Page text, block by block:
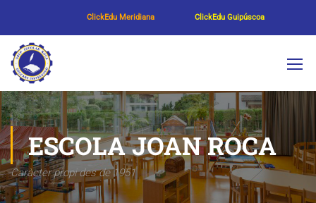
ClickEdu Meridiana ClickEdu Guipúscoa
ESCOLA JOAN ROCA
Caràcter propi des de 1951